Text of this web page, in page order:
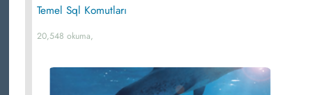
Temel Sql Komutları
20,548 okuma,